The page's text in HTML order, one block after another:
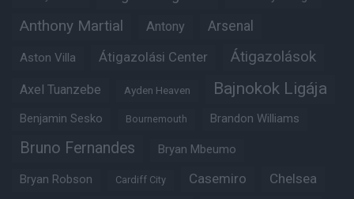
Anthony Martial Antony Arsenal
Aston Villa Átigazolási Center Átigazolások
Axel Tuanzebe Ayden Heaven Bajnokok Ligája
Benjamin Sesko Bournemouth Brandon Williams
Bruno Fernandes Bryan Mbeumo
Bryan Robson Cardiff City Casemiro Chelsea